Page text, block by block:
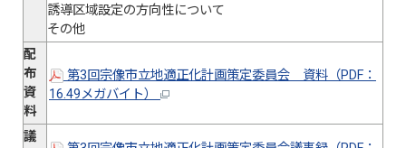
誘導区域設定の方向性について
その他
配
布
資
料
第3回宗像市立地適正化計画策定委員会 資料（PDF：
16.49メガバイト）
議